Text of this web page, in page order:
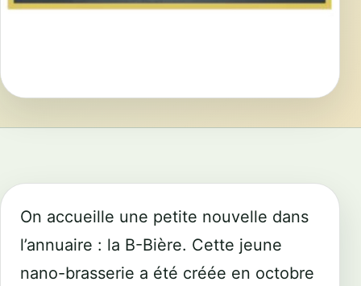
On accueille une petite nouvelle dans
l’annuaire : la B-Bière. Cette jeune
nano-brasserie a été créée en octobre